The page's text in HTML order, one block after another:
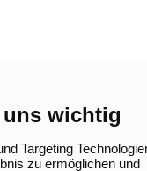
wichtig
Targeting
zu ermöglichen und